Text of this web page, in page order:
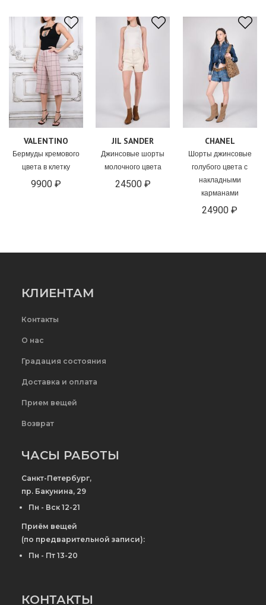
VALENTINO
Бермуды кремового
цвета в клетку
9900 ₽
JIL SANDER
Джинсовые шорты
молочного цвета
24500 ₽
CHANEL
Шорты джинсовые
голубого цвета с
накладными
карманами
24900 ₽
КЛИЕНТАМ
Контакты
О нас
Градация состояния
Доставка и оплата
Прием вещей
Возврат
ЧАСЫ РАБОТЫ
Санкт-Петербург,
пр. Бакунина, 29
Пн - Вск 12-21
Приём вещей
(по предварительной записи):
Пн - Пт 13-20
КОНТАКТЫ